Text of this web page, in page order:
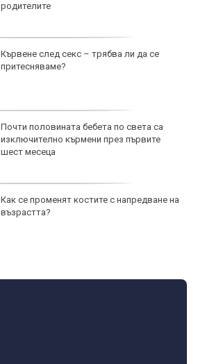
родителите
Кървене след секс – трябва ли да се
притесняваме?
Почти половината бебета по света са
изключително кърмени през първите
шест месеца
Как се променят костите с напредване на
възрастта?